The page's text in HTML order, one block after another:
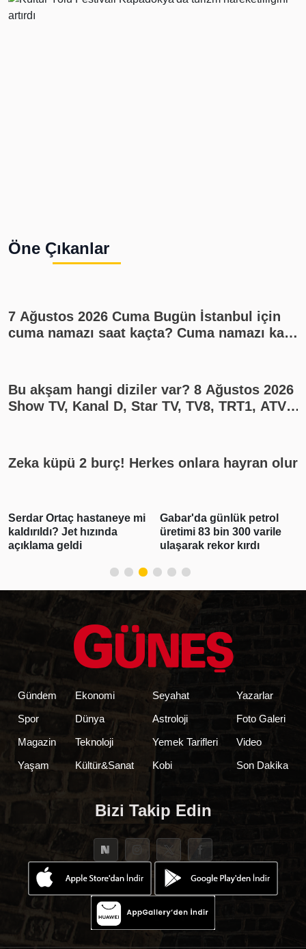
Öne Çıkanlar
7 Ağustos 2026 Cuma Bugün İstanbul için
cuma namazı saat kaçta? Cuma namazı kaç
Bu akşam hangi diziler var? 8 Ağustos 2026
Show TV, Kanal D, Star TV, TV8, TRT1, ATV
Zeka küpü 2 burç! Herkes onlara hayran olur
Serdar Ortaç hastaneye mi
kaldırıldı? Jet hızında
açıklama geldi
Gabar'da günlük petrol
üretimi 83 bin 300 varile
ulaşarak rekor kırdı
Gündem
Spor
Magazin
Yaşam
Ekonomi
Dünya
Teknoloji
Kültür&Sanat
Seyahat
Astroloji
Yemek Tarifleri
Kobi
Yazarlar
Foto Galeri
Video
Son Dakika
Bizi Takip Edin